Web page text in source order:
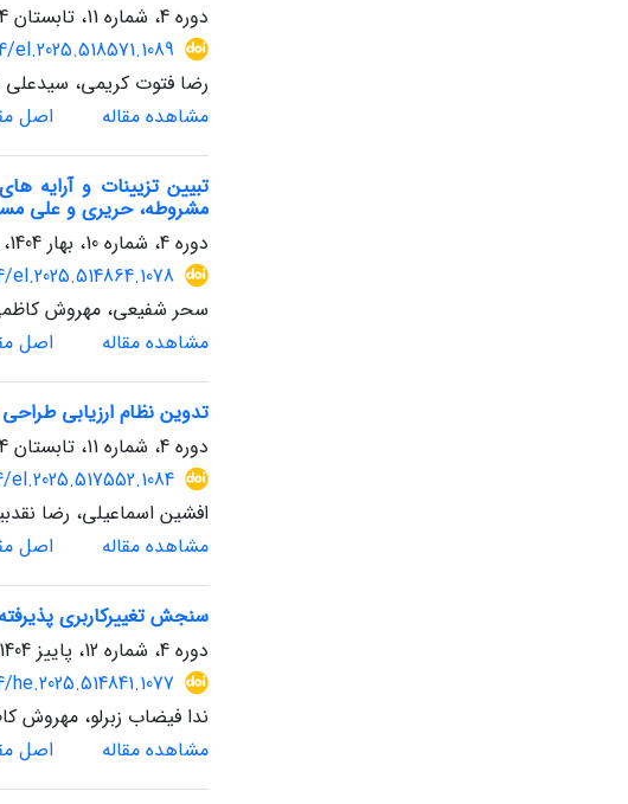
دوره 4، شماره 11، تابستان 1404، صفحه
el.2025.518571.1089
رضا فتوت کریمی،
مشاهده مقاله
اصل
تبیین تزیینات و آرایه
مشروطه، حریری و علی
دوره 4، شماره 10، بهار 1404، صفحه
el.2025.514864.1078
سحر شفیعی، مهروش
مشاهده مقاله
اصل
تدوین نظام ارزیابی
دوره 4، شماره 11، تابستان 1404، صفحه
el.2025.517552.1084
افشین اسماعیلی، رضا
مشاهده مقاله
اصل
سنجش تغییرکاربری
دوره 4، شماره 12، پاییز 1404، صفحه
he.2025.514841.1077
ندا فیضاب زبرلو، مهروش
مشاهده مقاله
اصل